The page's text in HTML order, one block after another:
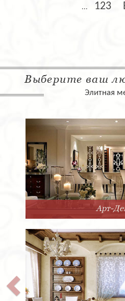
... 123
Выберите ваш
Элитная
Арт-